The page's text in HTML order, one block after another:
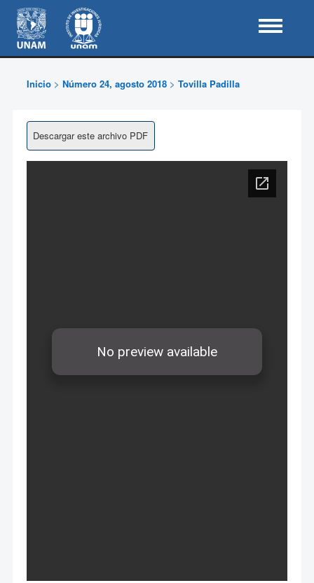
Inicio> Número 24, agosto 2018> Tovilla Padilla
Descargar este archivo PDF